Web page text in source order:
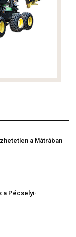
a Mátrában
a Pécselyi-